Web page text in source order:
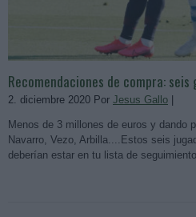
Recomendaciones de compra: seis
2. diciembre 2020 Por Jesus Gallo
Menos de 3 millones de euros y dando
Navarro, Vezo, Arbilla....Estos seis
deberían estar en tu lista de